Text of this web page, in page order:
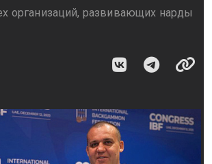
организаций, развивающих нарды